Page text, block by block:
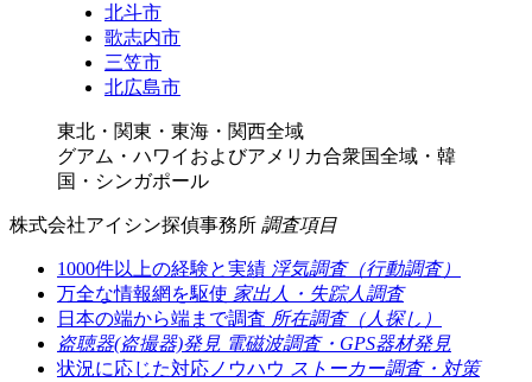
北斗市
歌志内市
三笠市
北広島市
東北・関東・東海・関西全域
グアム・ハワイおよびアメリカ合衆国全域・韓
国・シンガポール
株式会社アイシン探偵事務所 調査項目
1000件以上の経験と実績 浮気調査（行動調査）
万全な情報網を駆使 家出人・失踪人調査
日本の端から端まで調査 所在調査（人探し）
盗聴器(盗撮器)発見 電磁波調査・GPS器材発見
状況に応じた対応ノウハウ ストーカー調査・対策